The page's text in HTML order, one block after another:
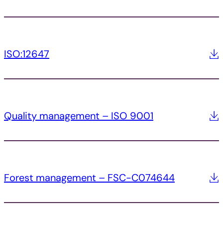
ISO:12647
Quality management – ISO 9001
Forest management – FSC-C074644